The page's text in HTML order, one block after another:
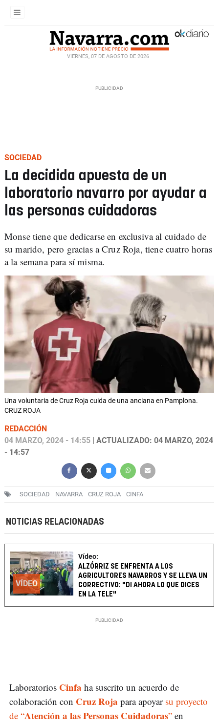
VIERNES, 07 DE AGOSTO DE 2026
SOCIEDAD
La decidida apuesta de un
laboratorio navarro por ayudar a
las personas cuidadoras
Monse tiene que dedicarse en exclusiva al cuidado de
su marido, pero gracias a Cruz Roja, tiene cuatro horas
a la semana para sí misma.
Una voluntaria de Cruz Roja cuida de una anciana en Pamplona.
CRUZ ROJA
REDACCIÓN
04 MARZO, 2024 - 14:55 | ACTUALIZADO: 04 MARZO, 2024
- 14:57
SOCIEDAD NAVARRA CRUZ ROJA CINFA
NOTICIAS RELACIONADAS
VÍDEO
Vídeo:
ALZÓRRIZ SE ENFRENTA A LOS
AGRICULTORES NAVARROS Y SE LLEVA UN
CORRECTIVO: "DI AHORA LO QUE DICES
EN LA TELE"
Laboratorios Cinfa ha suscrito un acuerdo de
colaboración con Cruz Roja para apoyarsu proyecto
de “Atención a las Personas Cuidadoras” en